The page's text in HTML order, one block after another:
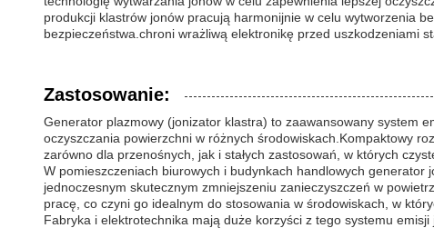
produkcji klastrów jonów pracują harmonijnie w celu wytworzenia
bezpieczeństwa.chroni wrażliwą elektronikę przed uszkodzeniami
Zastosowanie:
Generator plazmowy (jonizator klastra) to zaawansowany system
oczyszczania powierzchni w różnych środowiskach.Kompaktowy
zarówno dla przenośnych, jak i stałych zastosowań, w których
W pomieszczeniach biurowych i budynkach handlowych generator
jednoczesnym skutecznym zmniejszeniu zanieczyszczeń w
pracę, co czyni go idealnym do stosowania w środowiskach, w
Fabryka i elektrotechnika mają duże korzyści z tego systemu